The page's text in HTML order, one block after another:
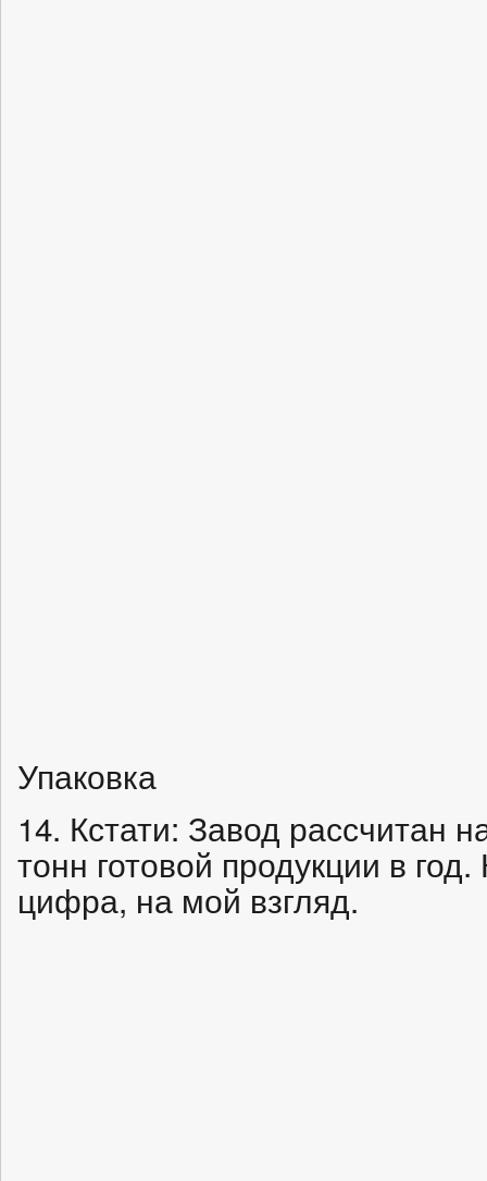
Упаковка
14. Кстати: Завод рассчитан
тонн готовой продукции в
цифра, на мой взгляд.